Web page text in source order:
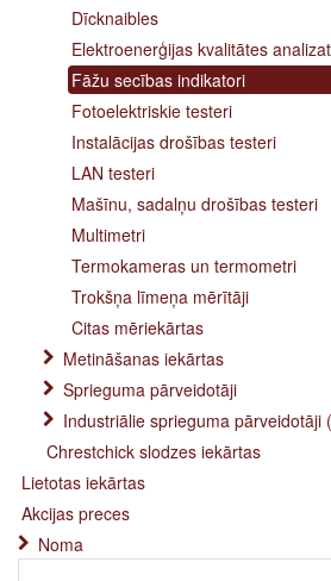
Dīcknaibles
Elektroenerģijas kvalitātes
Fāžu secības indikatori
Fotoelektriskie testeri
Instalācijas drošības testeri
LAN testeri
Mašīnu, sadalņu drošības testeri
Multimetri
Termokameras un termometri
Trokšņa līmeņa mērītāji
Citas mēriekārtas
Metināšanas iekārtas
Sprieguma pārveidotāji
Industriālie sprieguma pārveidotāji
Chrestchick slodzes iekārtas
Lietotas iekārtas
Akcijas preces
Noma